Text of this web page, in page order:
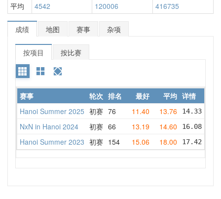
平均
4542 120006 416735
成绩 地图 赛事 杂项
按项目 按比赛
赛事 轮次 排名 最好 平均 详情
Hanoi Summer 2025 初赛 76 11.40 13.76 14.33
NxN in Hanoi 2024 初赛 66 13.19 14.60 16.08
Hanoi Summer 2023 初赛 154 15.06 18.00 17.42